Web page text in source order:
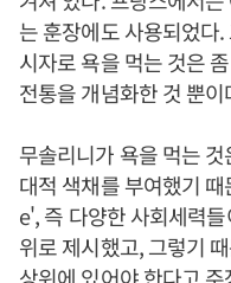
는 훈장에도 사용되었다
시자로 욕을 먹는 것은
전통을 개념화한 것 뿐이
무솔리니가 욕을 먹는
대적 색채를 부여했기
e', 즉 다양한 사회세력
위로 제시했고, 그렇기